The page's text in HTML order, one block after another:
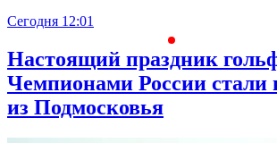
Сегодня 12:01
Настоящий праздник
Чемпионами России стали
из Подмосковья